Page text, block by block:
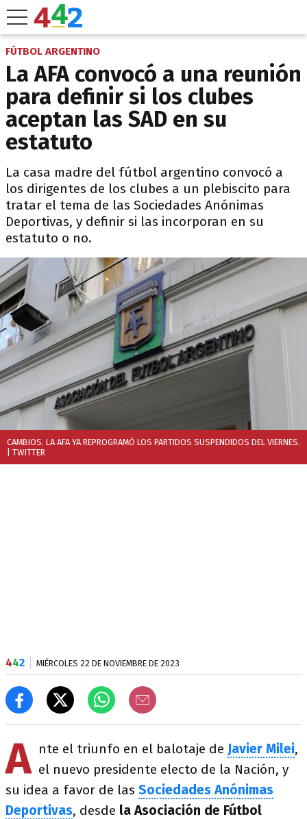
FÚTBOL ARGENTINO
La AFA convocó a una reunión
para definir si los clubes
aceptan las SAD en su
estatuto
La casa madre del fútbol argentino convocó a
los dirigentes de los clubes a un plebiscito para
tratar el tema de las Sociedades Anónimas
Deportivas, y definir si las incorporan en su
estatuto o no.
CAMBIOS. LA AFA YA REPROGRAMÓ LOS PARTIDOS SUSPENDIDOS DEL VIERNES.
| TWITTER
442 MIÉRCOLES 22 DE NOVIEMBRE DE 2023
A nte el triunfo en el balotaje de Javier Milei,
el nuevo presidente electo de la Nación, y
su idea a favor de las Sociedades Anónimas
Deportivas, desde la Asociación de Fútbol